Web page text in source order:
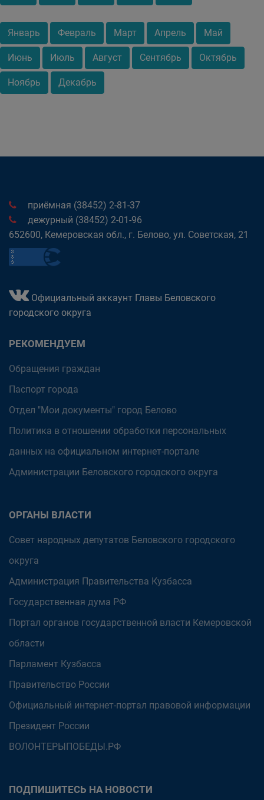
Январь Февраль Март Апрель Май
Июнь Июль Август Сентябрь Октябрь
Ноябрь Декабрь
приёмная (38452) 2-81-37
дежурный (38452) 2-01-96
652600, Кемеровская обл., г. Белово, ул. Советская, 21
Официальный аккаунт Главы Беловского
городского округа
РЕКОМЕНДУЕМ
Обращения граждан
Паспорт города
Отдел "Мои документы" город Белово
Политика в отношении обработки персональных
данных на официальном интернет-портале
Администрации Беловского городского округа
ОРГАНЫ ВЛАСТИ
Совет народных депутатов Беловского городского
округа
Администрация Правительства Кузбасса
Государственная дума РФ
Портал органов государственной власти Кемеровской
области
Парламент Кузбасса
Правительство России
Официальный интернет-портал правовой информации
Президент России
ВОЛОНТЕРЫПОБЕДЫ.РФ
ПОДПИШИТЕСЬ НА НОВОСТИ